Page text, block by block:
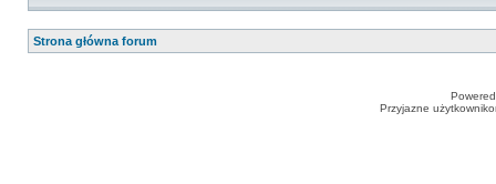
Strona główna forum
Przyjazne